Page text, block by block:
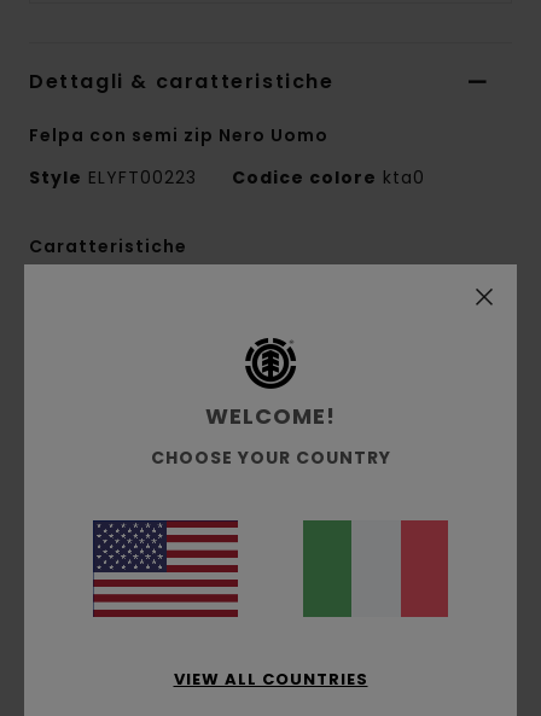
Dettagli & caratteristiche
Felpa con semi zip Nero Uomo
Style ELYFT00223 Codice colore kta0
Caratteristiche
50% cotone riciclato, 30% cotone,
20% poliestere riciclato tessuto felpato
spazzolato [350 g/m2]
Interno spazzolato
Collo con zip 1/4
Ricamo logo sul petto
Etichetta a bandierina sul lato
Composizione[Tessuto principale] 50% cotone
WELCOME!
CHOOSE YOUR COUNTRY
VIEW ALL COUNTRIES